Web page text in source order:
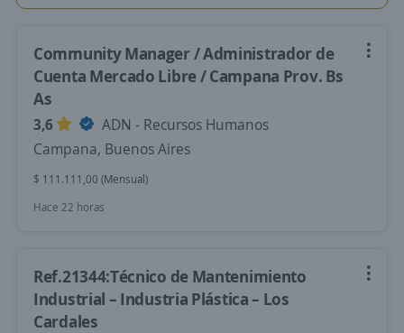
Community Manager / Administrador de
Cuenta Mercado Libre / Campana Prov. Bs
As
3,6
ADN - Recursos Humanos
Campana, Buenos Aires
$ 111.111,00 (Mensual)
Hace 22 horas
Ref.21344:Técnico de Mantenimiento
Industrial – Industria Plástica – Los
Cardales